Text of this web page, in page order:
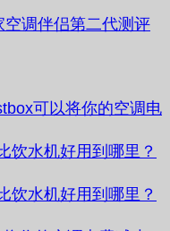
调伴侣第二代测评
可以将你的空调电
饮水机好用到哪里？
饮水机好用到哪里？